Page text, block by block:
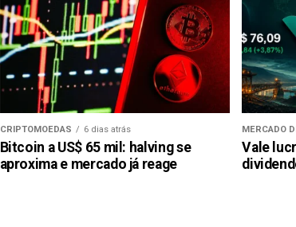
CRIPTOMOEDAS 6 dias atrás
Bitcoin a US$ 65 mil: halving se
aproxima e mercado já reage
MERCADO
Vale